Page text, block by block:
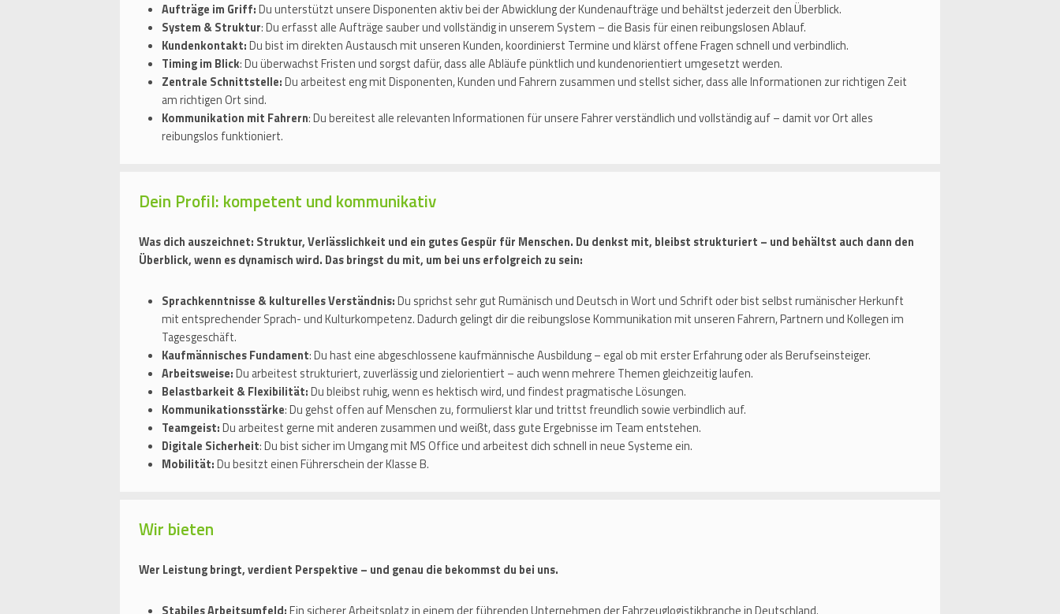
Aufträge im Griff:Du unterstützt unsere Disponenten aktiv bei der Abwicklung der Kundenaufträge und behältst jederzeit den Überblick.
System & Struktur: Du erfasst alle Aufträge sauber und vollständig in unserem System – die Basis für einen reibungslosen Ablauf.
Kundenkontakt:Du bist im direkten Austausch mit unseren Kunden, koordinierst Termine und klärst offene Fragen schnell und verbindlich.
Timing im Blick: Du überwachst Fristen und sorgst dafür, dass alle Abläufe pünktlich und kundenorientiert umgesetzt werden.
Zentrale Schnittstelle:Du arbeitest eng mit Disponenten, Kunden und Fahrern zusammen und stellst sicher, dass alle Informationen zur richtigen Zeit
am richtigen Ort sind.
Kommunikation mit Fahrern: Du bereitest alle relevanten Informationen für unsere Fahrer verständlich und vollständig auf – damit vor Ort alles
reibungslos funktioniert.
Dein Profil: kompetent und kommunikativ
Was dich auszeichnet: Struktur, Verlässlichkeit und ein gutes Gespür für Menschen. Du denkst mit, bleibst strukturiert – und behältst auch dann den
Überblick, wenn es dynamisch wird. Das bringst du mit, um bei uns erfolgreich zu sein:
Sprachkenntnisse & kulturelles Verständnis:Du sprichst sehr gut Rumänisch und Deutsch in Wort und Schrift oder bist selbst rumänischer Herkunft
mit entsprechender Sprach- und Kulturkompetenz. Dadurch gelingt dir die reibungslose Kommunikation mit unseren Fahrern, Partnern und Kollegen im
Tagesgeschäft.
Kaufmännisches Fundament: Du hast eine abgeschlossene kaufmännische Ausbildung – egal ob mit erster Erfahrung oder als Berufseinsteiger.
Arbeitsweise:Du arbeitest strukturiert, zuverlässig und zielorientiert – auch wenn mehrere Themen gleichzeitig laufen.
Belastbarkeit & Flexibilität:Du bleibst ruhig, wenn es hektisch wird, und findest pragmatische Lösungen.
Kommunikationsstärke: Du gehst offen auf Menschen zu, formulierst klar und trittst freundlich sowie verbindlich auf.
Teamgeist:Du arbeitest gerne mit anderen zusammen und weißt, dass gute Ergebnisse im Team entstehen.
Digitale Sicherheit: Du bist sicher im Umgang mit MS Office und arbeitest dich schnell in neue Systeme ein.
Mobilität:Du besitzt einen Führerschein der Klasse B.
Wir bieten
Wer Leistung bringt, verdient Perspektive – und genau die bekommst du bei uns.